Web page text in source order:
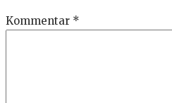
Kommentar *